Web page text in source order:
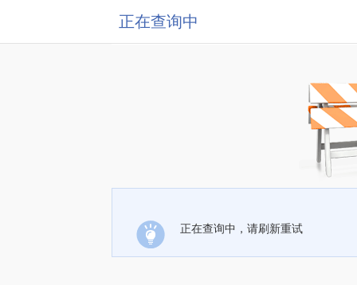
正在查询中
正在查询中，请刷新重试